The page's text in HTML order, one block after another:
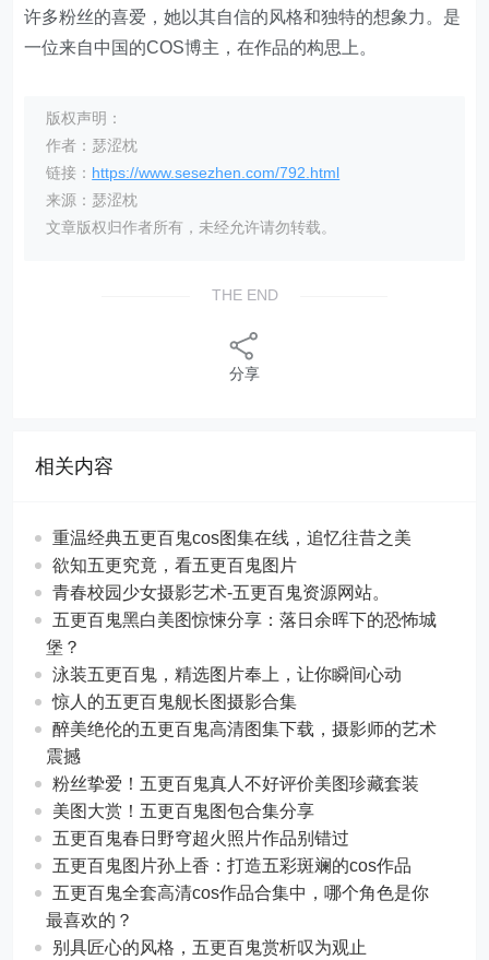
许多粉丝的喜爱，她以其自信的风格和独特的想象力。是
一位来自中国的COS博主，在作品的构思上。
版权声明：
作者：瑟涩枕
链接： https://www.sesezhen.com/792.html
来源：瑟涩枕
文章版权归作者所有，未经允许请勿转载。
THE END
分享
相关内容
重温经典五更百鬼cos图集在线，追忆往昔之美
欲知五更究竟，看五更百鬼图片
青春校园少女摄影艺术-五更百鬼资源网站。
五更百鬼黑白美图惊悚分享：落日余晖下的恐怖城
堡？
泳装五更百鬼，精选图片奉上，让你瞬间心动
惊人的五更百鬼舰长图摄影合集
醉美绝伦的五更百鬼高清图集下载，摄影师的艺术
震撼
粉丝挚爱！五更百鬼真人不好评价美图珍藏套装
美图大赏！五更百鬼图包合集分享
五更百鬼春日野穹超火照片作品别错过
五更百鬼图片孙上香：打造五彩斑斓的cos作品
五更百鬼全套高清cos作品合集中，哪个角色是你
最喜欢的？
别具匠心的风格，五更百鬼赏析叹为观止